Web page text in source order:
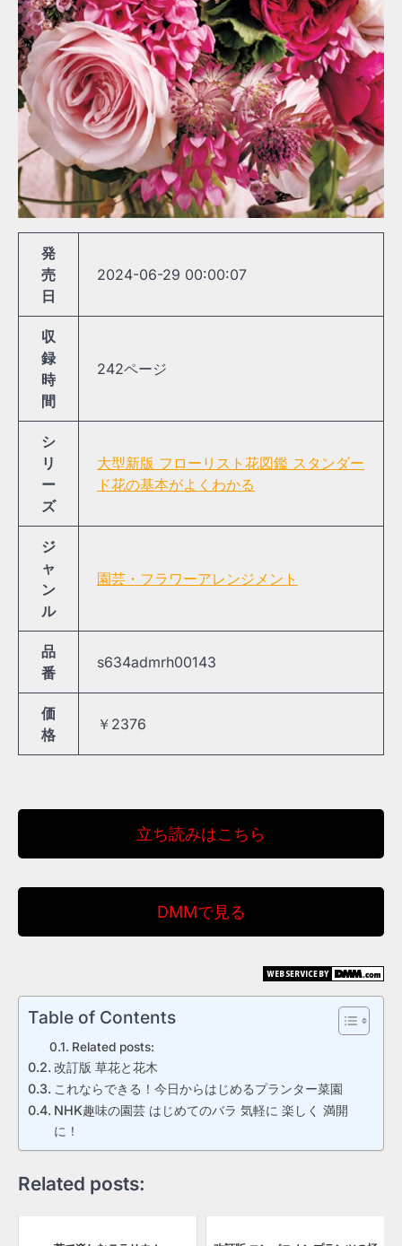
発
売
日
2024-06-29 00:00:07
収
録
時
間
242ページ
シ
リ
ー
ズ
大型新版 フローリスト花図鑑 スタンダー
ド花の基本がよくわかる
ジ
ャ
ン
ル
園芸・フラワーアレンジメント
品
番
s634admrh00143
価
格
￥2376
立ち読みはこちら
DMMで見る
Table of Contents
Related posts:
改訂版 草花と花木
これならできる！今日からはじめるプランター菜園
NHK趣味の園芸 はじめてのバラ 気軽に 楽しく 満開
に！
Related posts: